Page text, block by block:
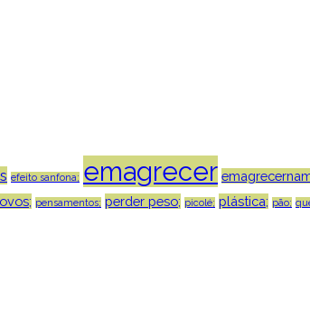
efeito sanfona; emagrecer
ovos; pensamentos; perder peso; picolé; plástica; pão;